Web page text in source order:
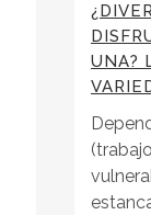
UNA?